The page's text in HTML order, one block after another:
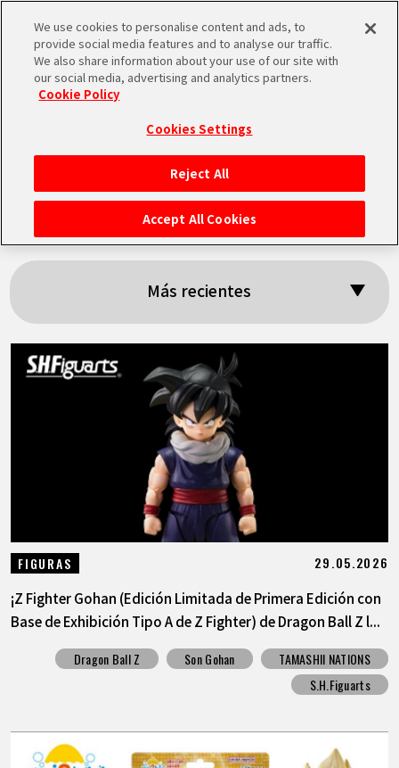
MEN
INICIO
NOTICIAS
LO MÁS DESTACADO
VÍDEOS
ARTÍCULOS
ACERCA DE
LANGUAGE
JP
Resultados:
「Dragon Ball Z」
Más recientes
FIGURAS 29.05.2026
¡Z Fighter Gohan (Edición Limitada de Primera Edición con
Base de Exhibición Tipo A de Z Fighter) de Dragon Ball Z l...
Dragon Ball Z Son Gohan
TAMASHII NATIONS
S.H.Figuarts
We use cookies to personalise content and ads, to
provide social media features and to analyse our traffic.
We also share information about your use of our site with
our social media, advertising and analytics partners.
Cookie Policy
Cookies Settings
Reject All
Accept All Cookies